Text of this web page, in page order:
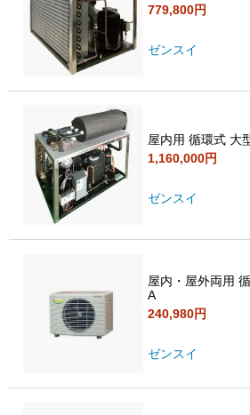
779,800円
ゼンスイ
屋内用 循環式 大
1,160,000円
ゼンスイ
屋内・屋外両用
A
240,980円
ゼンスイ